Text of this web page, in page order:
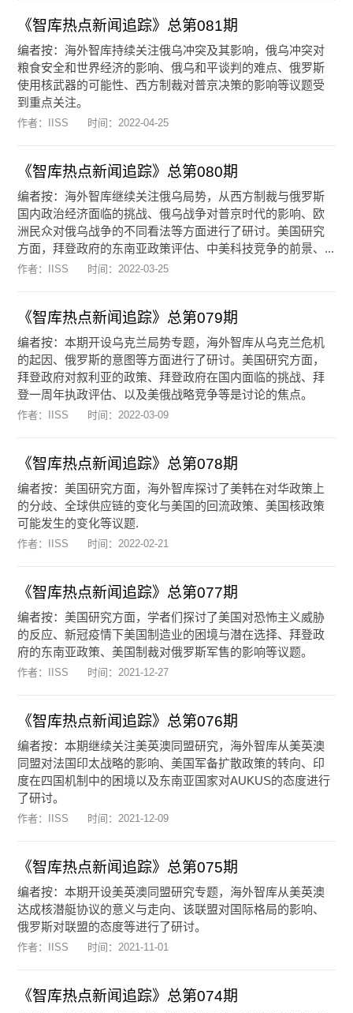
《智库热点新闻追踪》总第081期
编者按：海外智库持续关注俄乌冲突及其影响，俄乌冲突对
粮食安全和世界经济的影响、俄乌和平谈判的难点、俄罗斯
使用核武器的可能性、西方制裁对普京决策的影响等议题受
到重点关注。
作者：IISS 时间：2022-04-25
《智库热点新闻追踪》总第080期
编者按：海外智库继续关注俄乌局势，从西方制裁与俄罗斯
国内政治经济面临的挑战、俄乌战争对普京时代的影响、欧
洲民众对俄乌战争的不同看法等方面进行了研讨。美国研究
方面，拜登政府的东南亚政策评估、中美科技竞争的前景、...
作者：IISS 时间：2022-03-25
《智库热点新闻追踪》总第079期
编者按：本期开设乌克兰局势专题，海外智库从乌克兰危机
的起因、俄罗斯的意图等方面进行了研讨。美国研究方面，
拜登政府对叙利亚的政策、拜登政府在国内面临的挑战、拜
登一周年执政评估、以及美俄战略竞争等是讨论的焦点。
作者：IISS 时间：2022-03-09
《智库热点新闻追踪》总第078期
编者按：美国研究方面，海外智库探讨了美韩在对华政策上
的分歧、全球供应链的变化与美国的回流政策、美国核政策
可能发生的变化等议题.
作者：IISS 时间：2022-02-21
《智库热点新闻追踪》总第077期
编者按：美国研究方面，学者们探讨了美国对恐怖主义威胁
的反应、新冠疫情下美国制造业的困境与潜在选择、拜登政
府的东南亚政策、美国制裁对俄罗斯军售的影响等议题。
作者：IISS 时间：2021-12-27
《智库热点新闻追踪》总第076期
编者按：本期继续关注美英澳同盟研究，海外智库从美英澳
同盟对法国印太战略的影响、美国军备扩散政策的转向、印
度在四国机制中的困境以及东南亚国家对AUKUS的态度进行
了研讨。
作者：IISS 时间：2021-12-09
《智库热点新闻追踪》总第075期
编者按：本期开设美英澳同盟研究专题，海外智库从美英澳
达成核潜艇协议的意义与走向、该联盟对国际格局的影响、
俄罗斯对联盟的态度等进行了研讨。
作者：IISS 时间：2021-11-01
《智库热点新闻追踪》总第074期